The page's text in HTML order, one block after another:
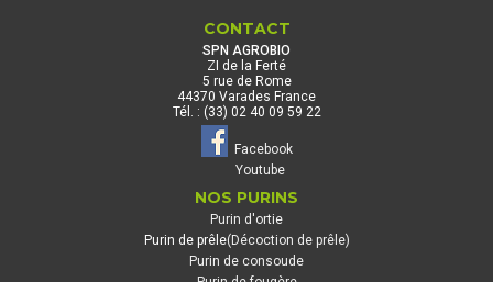
CONTACT
SPN AGROBIO
ZI de la Ferté
5 rue de Rome
44370 Varades France
Tél. : (33) 02 40 09 59 22
Facebook
Youtube
NOS PURINS
Purin d'ortie
Purin de prêle(Décoction de prêle)
Purin de consoude